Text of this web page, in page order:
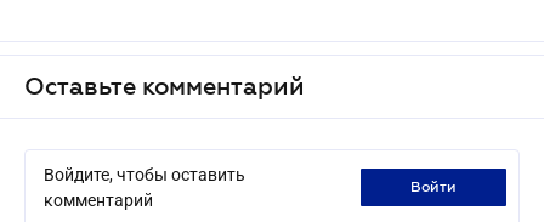
Оставьте комментарий
Войдите, чтобы оставить
комментарий
войти